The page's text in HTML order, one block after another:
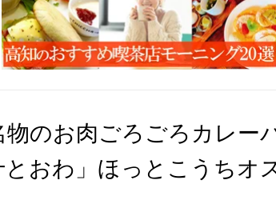
のお肉ごろごろカレー
おわ」ほっとこうちオ